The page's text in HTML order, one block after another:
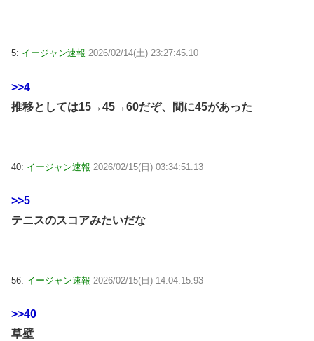
5: イージャン速報 2026/02/14(土) 23:27:45.10
>>4
推移としては15→45→60だぞ、間に45があった
40: イージャン速報 2026/02/15(日) 03:34:51.13
>>5
テニスのスコアみたいだな
56: イージャン速報 2026/02/15(日) 14:04:15.93
>>40
草壁